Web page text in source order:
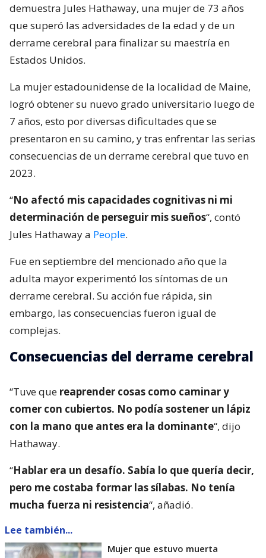
demuestra Jules Hathaway, una mujer de 73 años
que superó las adversidades de la edad y de un
derrame cerebral para finalizar su maestría en
Estados Unidos.
La mujer estadounidense de la localidad de Maine,
logró obtener su nuevo grado universitario luego de
7 años, esto por diversas dificultades que se
presentaron en su camino, y tras enfrentar las serias
consecuencias de un derrame cerebral que tuvo en
2023.
“No afectó mis capacidades cognitivas ni mi
determinación de perseguir mis sueños“, contó
Jules Hathaway a People.
Fue en septiembre del mencionado año que la
adulta mayor experimentó los síntomas de un
derrame cerebral. Su acción fue rápida, sin
embargo, las consecuencias fueron igual de
complejas.
Consecuencias del derrame cerebral
“Tuve que reaprender cosas como caminar y
comer con cubiertos. No podía sostener un lápiz
con la mano que antes era la dominante“, dijo
Hathaway.
“Hablar era un desafío. Sabía lo que quería decir,
pero me costaba formar las sílabas. No tenía
mucha fuerza ni resistencia“, añadió.
Lee también...
Mujer que estuvo muerta